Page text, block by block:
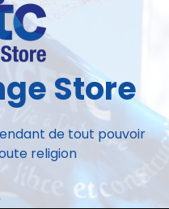
Store
de tout pouvoir
religion